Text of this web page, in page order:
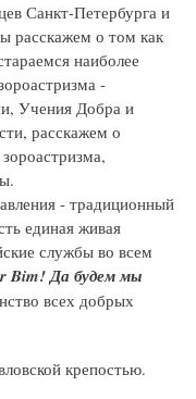
Санкт-Петербурга и
расскажем о том как
наиболее
-
Учения Добра и
расскажем о
- традиционный
единая живая
службы во всем
Bim! Да будем мы
всех добрых